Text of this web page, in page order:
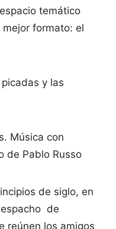
temático
formato: el
y las
Música con
de Pablo Russo
de siglo, en
de
reúnen los amigos